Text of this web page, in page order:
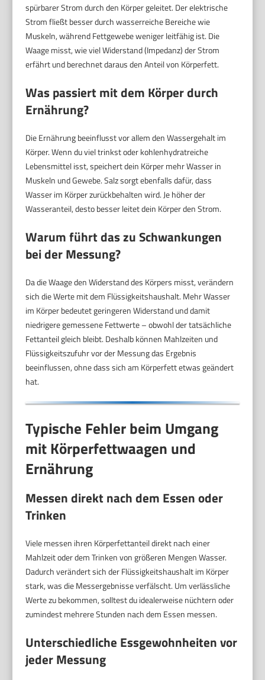
spürbarer Strom durch den Körper geleitet. Der elektrische
Strom fließt besser durch wasserreiche Bereiche wie
Muskeln, während Fettgewebe weniger leitfähig ist. Die
Waage misst, wie viel Widerstand (Impedanz) der Strom
erfährt und berechnet daraus den Anteil von Körperfett.
Was passiert mit dem Körper durch
Ernährung?
Die Ernährung beeinflusst vor allem den Wassergehalt im
Körper. Wenn du viel trinkst oder kohlenhydratreiche
Lebensmittel isst, speichert dein Körper mehr Wasser in
Muskeln und Gewebe. Salz sorgt ebenfalls dafür, dass
Wasser im Körper zurückbehalten wird. Je höher der
Wasseranteil, desto besser leitet dein Körper den Strom.
Warum führt das zu Schwankungen
bei der Messung?
Da die Waage den Widerstand des Körpers misst, verändern
sich die Werte mit dem Flüssigkeitshaushalt. Mehr Wasser
im Körper bedeutet geringeren Widerstand und damit
niedrigere gemessene Fettwerte – obwohl der tatsächliche
Fettanteil gleich bleibt. Deshalb können Mahlzeiten und
Flüssigkeitszufuhr vor der Messung das Ergebnis
beeinflussen, ohne dass sich am Körperfett etwas geändert
hat.
Typische Fehler beim Umgang
mit Körperfettwaagen und
Ernährung
Messen direkt nach dem Essen oder
Trinken
Viele messen ihren Körperfettanteil direkt nach einer
Mahlzeit oder dem Trinken von größeren Mengen Wasser.
Dadurch verändert sich der Flüssigkeitshaushalt im Körper
stark, was die Messergebnisse verfälscht. Um verlässliche
Werte zu bekommen, solltest du idealerweise nüchtern oder
zumindest mehrere Stunden nach dem Essen messen.
Unterschiedliche Essgewohnheiten vor
jeder Messung